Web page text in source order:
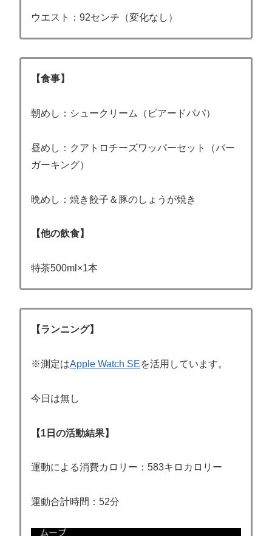
ウエスト：92センチ（変化なし）
【食事】
朝めし：シュークリーム（ビアードパパ）
昼めし：クアトロチーズワッパーセット（バー
ガーキング）
晩めし：焼き餃子＆豚のしょうが焼き
【他の飲食】
特茶500ml×1本
【ランニング】
※測定はApple Watch SEを活用しています。
今日は無し
【1日の活動結果】
運動による消費カロリー：583キロカロリー
運動合計時間：52分